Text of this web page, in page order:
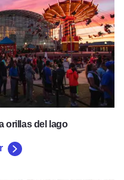
orillas del lago